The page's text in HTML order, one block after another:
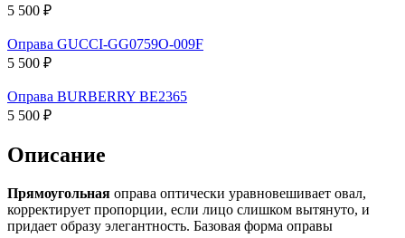
5 500 ₽
Оправа GUCCI-GG0759O-009F
5 500 ₽
Оправа BURBERRY BE2365
5 500 ₽
Описание
Прямоугольная оправа оптически уравновешивает овал,
корректирует пропорции, если лицо слишком вытянуто, и
придает образу элегантность. Базовая форма оправы